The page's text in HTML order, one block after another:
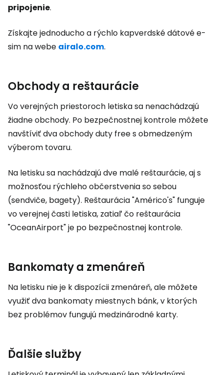
pripojenie.
Získajte jednoducho a rýchlo kapverdské dátové e-
sim na webe airalo.com.
Obchody a reštaurácie
Vo verejných priestoroch letiska sa nenachádzajú
žiadne obchody. Po bezpečnostnej kontrole môžete
navštíviť dva obchodyduty frees obmedzeným
výberom tovaru.
Na letisku sa nachádzajú dve malé reštaurácie, aj s
možnosťou rýchleho občerstvenia so sebou
(sendviče, bagety). Reštaurácia "Américo's" funguje
vo verejnej časti letiska, zatiaľ čo reštaurácia
"OceanAirport" je po bezpečnostnej kontrole.
Bankomaty a zmenáreň
Na letisku nie je k dispozícii zmenáreň, ale môžete
využiť dva bankomaty miestnych bánk, v ktorých
bez problémov fungujú medzinárodné karty.
Ďalšie služby